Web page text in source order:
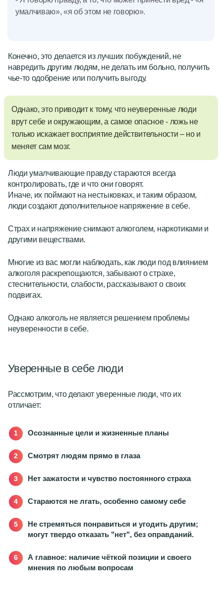
умалчиваю», «я об этом не говорю».
Конечно, это делается из лучших побуждений, не
навредить другим людям, не делать им больно, получить
чье-то одобрение или получить выгоду.
Однако, это приводит к тому, что неуверенные люди
врут себе и окружающим, а самое опасное - ложь не
только искажает восприятие действительности – но и
меняет сам мозг.
Люди умалчивающие правду стараются всегда
контролировать, где и что они говорят.
Иначе, их поймают на нестыковках, и таким образом,
люди создают дополнительное напряжение в себе.
Страх и напряжение снимают алкоголем, наркотиками и
другими веществами.
Многие из вас могли наблюдать, как люди под влиянием
алкоголя раскрепощаются, забывают о страхе,
стеснительности, слабости, рассказывают о своих
подвигах.
Однако алкоголь не является решением проблемы
неуверенности в себе.
Уверенные в себе люди
Рассмотрим, что делают уверенные люди, что их
отличает:
Осознанные цели и жизненные планы
Смотрят людям прямо в глаза
Нет зажатости и чувство постоянного страха
Стараются не лгать, особенно самому себе
Не стремяться понравиться и угодить другим;
могут твердо отказать "нет", без оправданий.
А главное: наличие чёткой позиции и своего
мнения по любым вопросам